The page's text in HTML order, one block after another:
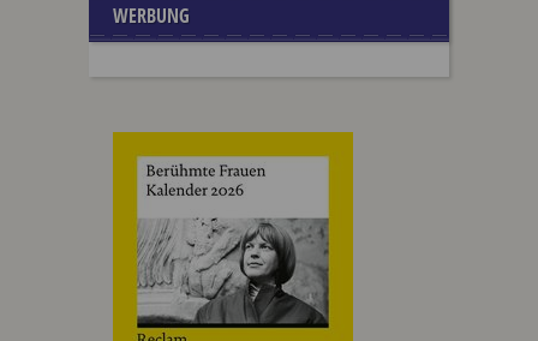
WERBUNG